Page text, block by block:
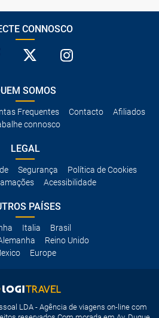
CONNOSCO
SOMOS
Frequentes Contacto
Afiliados
connosco
LEGAL
Segurança
Política de Cookies
Acessibilidade
PAÍSES
Italia
Brasil
Reino Unido
Europe
LDA - Agência de viagens on-line com